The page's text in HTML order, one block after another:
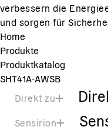
verbessern die
und sorgen für
Home
Produkte
Produktkatalog
SHT41A-AWSB
Direkt zu
Sensirion